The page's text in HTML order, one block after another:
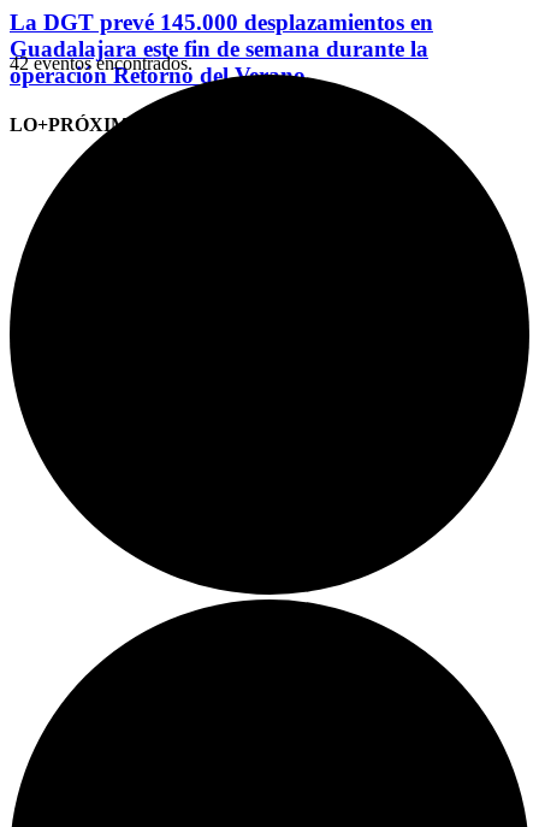
La DGT prevé 145.000 desplazamientos en
Guadalajara este fin de semana durante la
operación Retorno del Verano
LO+PRÓXIMO (CITAS)
42 eventos encontrados.